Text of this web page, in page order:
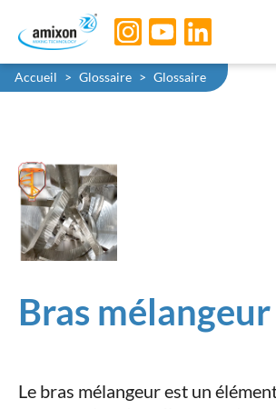
Skip to main navigation
Skip to main content
Skip to page footer
You are here:
Accueil Glossaire Glossaire
Bras mélangeur
Le bras mélangeur est un